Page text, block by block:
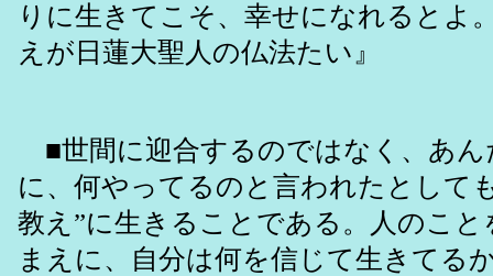
りに生きてこそ、幸せになれるとよ
えが日蓮大聖人の仏法たい』
■世間に迎合するのではなく、あん
に、何やってるのと言われたとして
教え”に生きることである。人のこ
まえに、自分は何を信じて生きてる